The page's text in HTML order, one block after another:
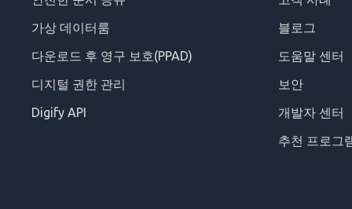
가상 데이터룸
다운로드 후 영구 보호(PPAD)
디지털 권한 관리
Digify API
블로그
도움말 센터
보안
개발자 센터
추천 프로그